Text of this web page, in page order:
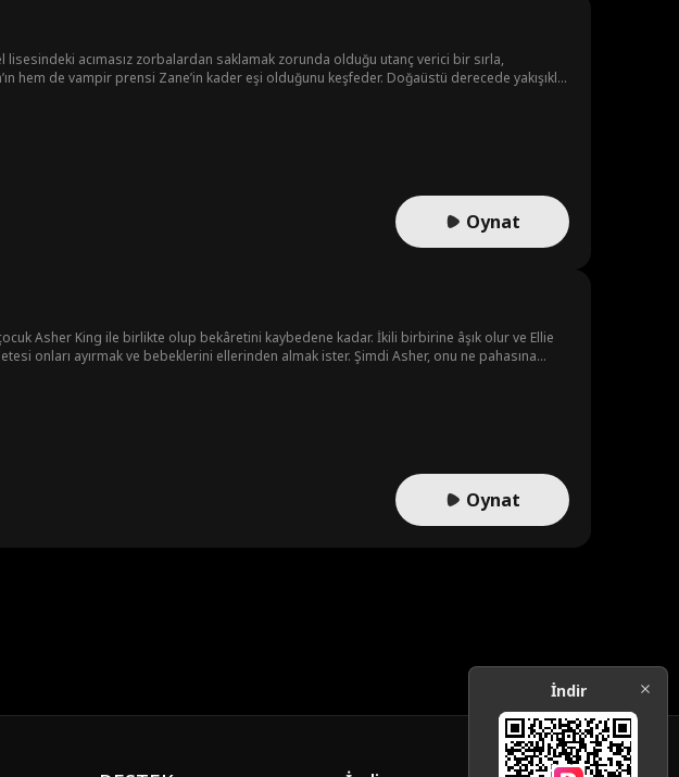
lisesindeki acımasız zorbalardan saklamak zorunda olduğu utanç verici bir sırla,
hem de vampir prensi Zane’in kader eşi olduğunu keşfeder. Doğaüstü derecede yakışıklı
Oynat
Asher King ile birlikte olup bekâretini kaybedene kadar. İkili birbirine âşık olur ve Ellie
Oynat
İndir